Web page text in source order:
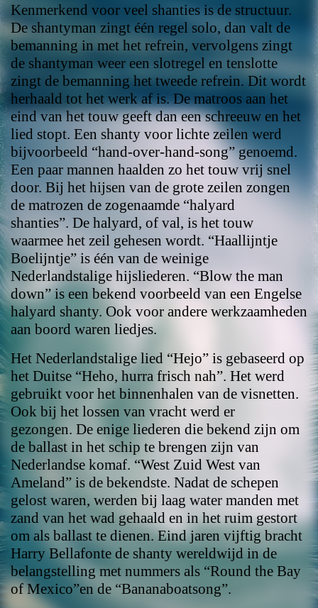
Kenmerkend voor veel shanties is de structuur.
De shantyman zingt één regel solo, dan valt de
bemanning in met het refrein, vervolgens zingt
de shantyman weer een slotregel en tenslotte
zingt de bemanning het tweede refrein. Dit wordt
herhaald tot het werk af is. De matroos aan het
eind van het touw geeft dan een schreeuw en het
lied stopt. Een shanty voor lichte zeilen werd
bijvoorbeeld “hand-over-hand-song” genoemd.
Een paar mannen haalden zo het touw vrij snel
door. Bij het hijsen van de grote zeilen zongen
de matrozen de zogenaamde “halyard
shanties”. De halyard, of val, is het touw
waarmee het zeil gehesen wordt. “Haallijntje
Boelijntje” is één van de weinige
Nederlandstalige hijsliederen. “Blow the man
down” is een bekend voorbeeld van een Engelse
halyard shanty. Ook voor andere werkzaamheden
aan boord waren liedjes.
Het Nederlandstalige lied “Hejo” is gebaseerd op
het Duitse “Heho, hurra frisch nah”. Het werd
gebruikt voor het binnenhalen van de visnetten.
Ook bij het lossen van vracht werd er
gezongen. De enige liederen die bekend zijn om
de ballast in het schip te brengen zijn van
Nederlandse komaf. “West Zuid West van
Ameland” is de bekendste. Nadat de schepen
gelost waren, werden bij laag water manden met
zand van het wad gehaald en in het ruim gestort
om als ballast te dienen. Eind jaren vijftig bracht
Harry Bellafonte de shanty wereldwijd in de
belangstelling met nummers als “Round the Bay
of Mexico”en de “Bananaboatsong”.